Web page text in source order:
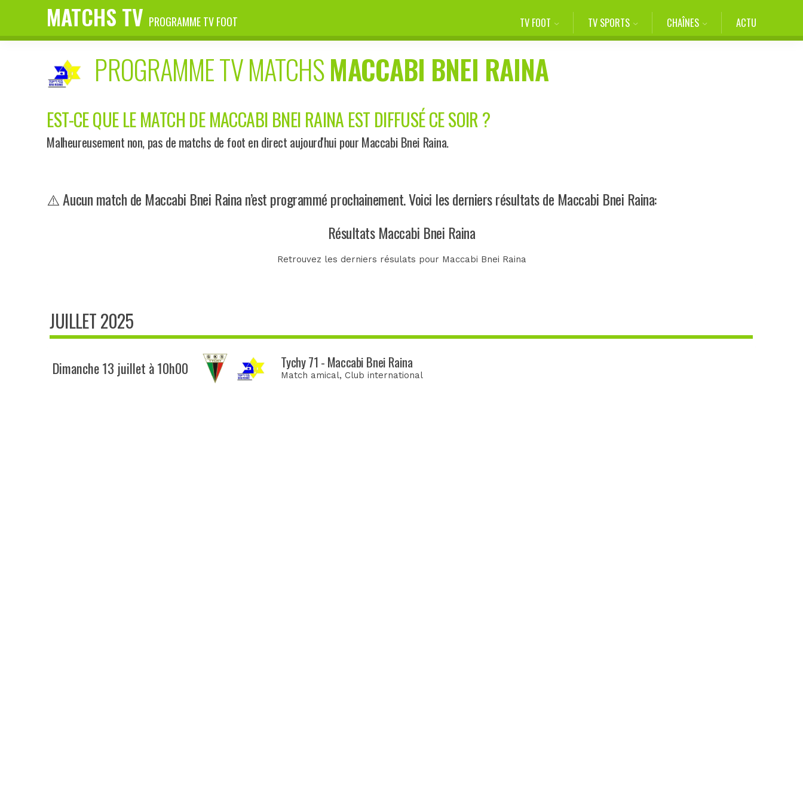
MATCHS TV PROGRAMME TV FOOT TV FOOT TV SPORTS CHAÎNES ACTU
PROGRAMME TV MATCHSMACCABI BNEI RAINA
EST-CE QUE LE MATCH DE MACCABI BNEI RAINA EST DIFFUSÉ CE SOIR ?
Malheureusement non, pas de matchs de foot en direct aujourd'hui pour Maccabi Bnei Raina.
⚠️ Aucun match de Maccabi Bnei Raina n’est programmé prochainement. Voici les derniers résultats de Maccabi Bnei Raina:
Résultats Maccabi Bnei Raina
Retrouvez les derniers résulats pour Maccabi Bnei Raina
JUILLET 2025
Dimanche 13 juillet à 10h00 Tychy 71 - Maccabi Bnei Raina
Match amical, Club international